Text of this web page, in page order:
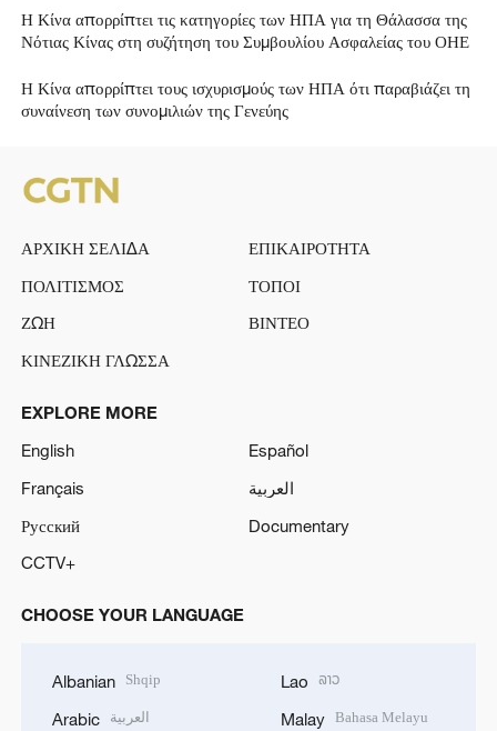
Η Κίνα απορρίπτει τις κατηγορίες των ΗΠΑ για τη Θάλασσα της
Νότιας Κίνας στη συζήτηση του Συμβουλίου Ασφαλείας του ΟΗΕ
Η Κίνα απορρίπτει τους ισχυρισμούς των ΗΠΑ ότι παραβιάζει τη
συναίνεση των συνομιλιών της Γενεύης
ΑΡΧΙΚΗ ΣΕΛΙΔΑ
ΕΠΙΚΑΙΡΟΤΗΤΑ
ΠΟΛΙΤΙΣΜΟΣ
ΤΟΠΟΙ
ΖΩΗ
ΒΙΝΤΕΟ
ΚΙΝΕΖΙΚΗ ΓΛΩΣΣΑ
EXPLORE MORE
English
Español
Français
العربية
Русский
Documentary
CCTV+
CHOOSE YOUR LANGUAGE
Albanian Shqip
Arabic العربية
Lao ລາວ
Malay Bahasa Melayu